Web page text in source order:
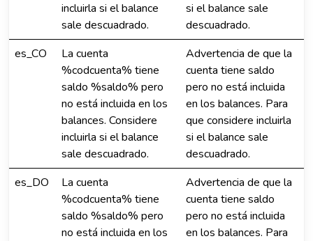
incluirla si el balance
sale descuadrado.
si el balance sale
descuadrado.
es_CO
La cuenta
%codcuenta% tiene
saldo %saldo% pero
no está incluida en los
balances. Considere
incluirla si el balance
sale descuadrado.
Advertencia de que la
cuenta tiene saldo
pero no está incluida
en los balances. Para
que considere incluirla
si el balance sale
descuadrado.
es_DO
La cuenta
%codcuenta% tiene
saldo %saldo% pero
no está incluida en los
Advertencia de que la
cuenta tiene saldo
pero no está incluida
en los balances. Para